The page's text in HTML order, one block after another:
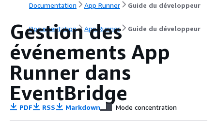
Documentation App Runner Guide du développeur
Documentation App Runner Guide du développeur
Gestion des
événements App
Runner dans
EventBridge
PDF RSS Markdown Mode concentration